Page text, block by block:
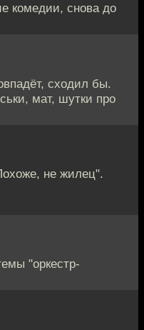
комедии, снова до
сходил бы.
мат, шутки про
не жилец".
"оркестр-